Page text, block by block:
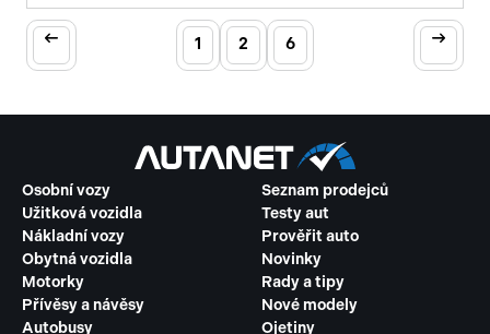
1 2 6
Osobní vozy
Užitková vozidla
Nákladní vozy
Obytná vozidla
Motorky
Přívěsy a návěsy
Autobusy
Seznam prodejců
Testy aut
Prověřit auto
Novinky
Rady a tipy
Nové modely
Ojetiny